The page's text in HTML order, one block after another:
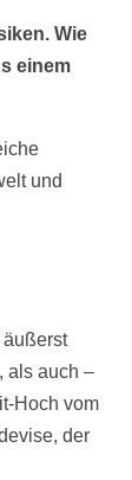
Wie
einem
und
äußerst
als auch –
Hoch vom
der